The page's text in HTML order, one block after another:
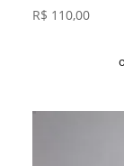
R$ 110,00